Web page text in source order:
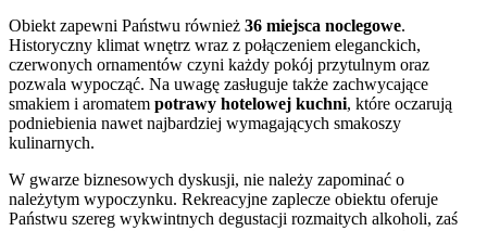
Obiekt zapewni Państwu również 36 miejsca noclegowe.
Historyczny klimat wnętrz wraz z połączeniem eleganckich,
czerwonych ornamentów czyni każdy pokój przytulnym oraz
pozwala wypocząć. Na uwagę zasługuje także zachwycające
smakiem i aromatem potrawy hotelowej kuchni, które oczarują
podniebienia nawet najbardziej wymagających smakoszy
kulinarnych.
W gwarze biznesowych dyskusji, nie należy zapominać o
należytym wypoczynku. Rekreacyjne zaplecze obiektu oferuje
Państwu szereg wykwintnych degustacji rozmaitych alkoholi, zaś